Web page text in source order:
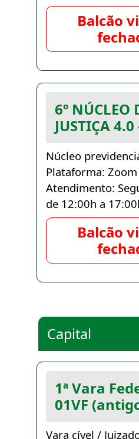
Balcão
6º NÚCLEO
JUSTIÇA
Núcleo
Plataforma: Zoom
Atendimento:
de 12:00h a
Balcão
Capital
1ª Vara
01VF
Vara cível /